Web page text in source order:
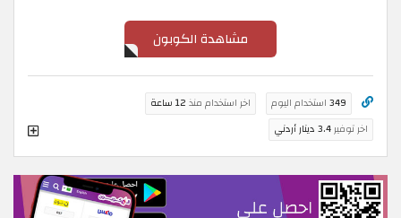
مشاهدة الكوبون
349 استخدام اليوم اخر استخدام منذ 12 ساعة
اخر توفير3.4 دينار أردني